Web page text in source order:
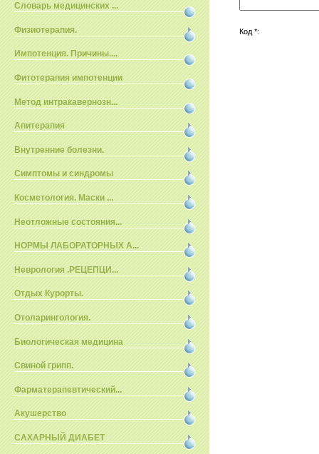
Словарь медицинских ...
Физиотерапия.
Импотенция. Причины....
Фитотерапия импотенции
Метод интракавернозн...
Апитерапия
Внутренние болезни.
Симптомы и синдромы
Косметология. Маски ...
Неотложные состояния...
НОРМЫ ЛАБОРАТОРНЫХ А...
Неврология .РЕЦЕПЦИ...
Отдых Курорты.
Отоларингология.
Биологическая медицина
Свиной грипп.
Фарматерапевтический...
Акушерство
САХАРНЫЙ ДИАБЕТ
Код *: